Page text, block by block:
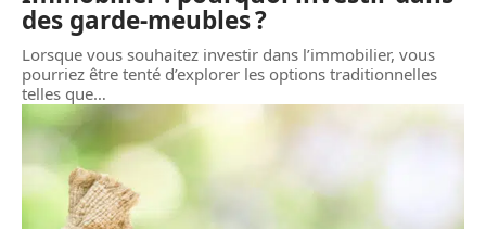
des garde-meubles ?
Lorsque vous souhaitez investir dans l’immobilier, vous
pourriez être tenté d’explorer les options traditionnelles
telles que…